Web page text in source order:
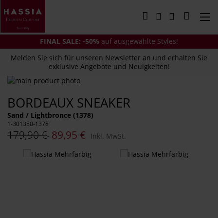
zum
Inhalt
Mein
FINAL SALE: -50% auf ausgewählte Styles!
Melden Sie sich für unseren Newsletter an und erhalten Sie
exklusive Angebote und Neuigkeiten!
BORDEAUX SNEAKER
Sand / Lightbronce (1378)
1-301350-1378
179,90 € 89,95 € Inkl. MwSt.
Zum
der
Bildergalerie
springen
Anfang
der
Bildergalerie
springen